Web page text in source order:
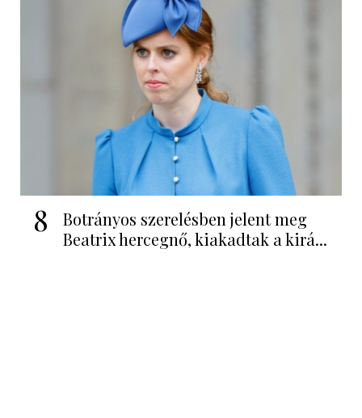
8
Botrányos szerelésben jelent meg
Beatrix hercegnő, kiakadtak a kirá...